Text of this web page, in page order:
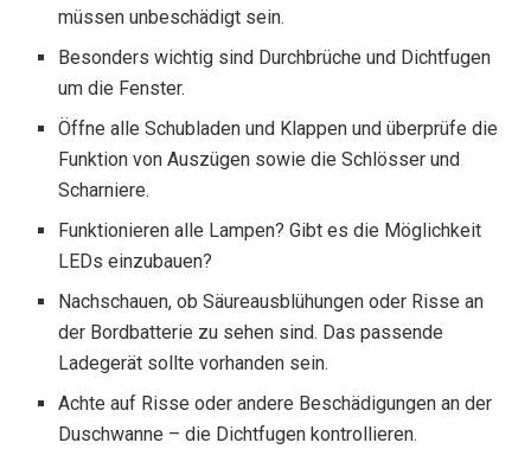
müssen unbeschädigt sein.
Besonders wichtig sind Durchbrüche und Dichtfugen
um die Fenster.
Öffne alle Schubladen und Klappen und überprüfe die
Funktion von Auszügen sowie die Schlösser und
Scharniere.
Funktionieren alle Lampen? Gibt es die Möglichkeit
LEDs einzubauen?
Nachschauen, ob Säureausblühungen oder Risse an
der Bordbatterie zu sehen sind. Das passende
Ladegerät sollte vorhanden sein.
Achte auf Risse oder andere Beschädigungen an der
Duschwanne – die Dichtfugen kontrollieren.